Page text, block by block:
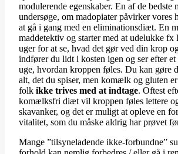
modulerende egenskaber. En af de bedste
undersøge, om madopiater påvirker vores
at gå i gang med en eliminationsdiæt. En
maddetektiv og starter med at udelukke
uger for at se, hvad det gør ved din krop
indfører du lidt i kosten igen og ser efter et
uge, hvordan kroppen føles. Du kan gøre
alt, det du spiser, men komælk og gluten
folk ikke trives med at indtage. Oftest
komælksfri diæt vil kroppen føles lettere
skavanker, og det er muligt at opleve en
vitalitet, som du måske aldrig har prøvet
Mange ”tilsyneladende ikke-forbundne”